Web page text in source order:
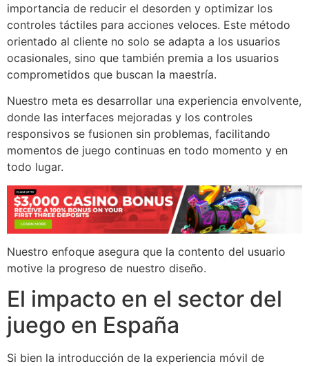
importancia de reducir el desorden y optimizar los
controles táctiles para acciones veloces. Este método
orientado al cliente no solo se adapta a los usuarios
ocasionales, sino que también premia a los usuarios
comprometidos que buscan la maestría.
Nuestro meta es desarrollar una experiencia envolvente,
donde las interfaces mejoradas y los controles
responsivos se fusionen sin problemas, facilitando
momentos de juego continuas en todo momento y en
todo lugar.
Nuestro enfoque asegura que la contento del usuario
motive la progreso de nuestro diseño.
El impacto en el sector del
juego en España
Si bien la introducción de la experiencia móvil de